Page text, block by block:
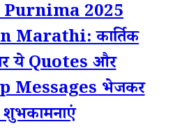
2025
Marathi: कार्तिक
पर ये Quotes और
Messages भेजकर